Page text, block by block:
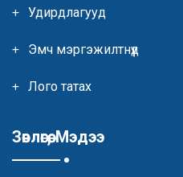
Удирдлагууд
Эмч мэргэжилтнүүд
Лого татах
Зөвлөгөө, Мэдээ